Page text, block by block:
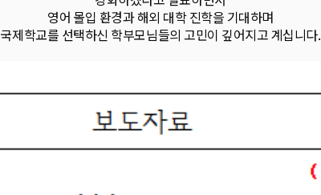
영어 몰입 환경과 해외 대학 진학을 기대하며
국제학교를 선택하신 학부모님들의 고민이 깊어지고 계십니다.